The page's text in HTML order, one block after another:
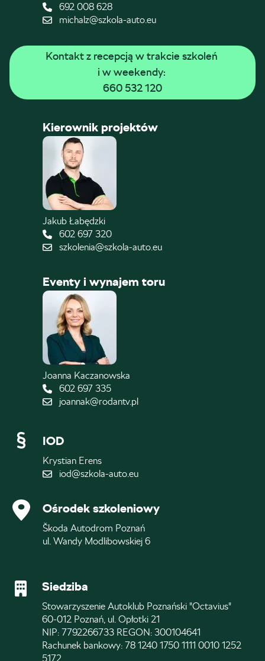
692 008 628
michalz@szkola-auto.eu
Kontakt z recepcją w trakcie szkoleń
i w weekendy:
660 532 120
Kierownik projektów
Jakub Łabędzki
602 697 320
szkolenia@szkola-auto.eu
Eventy i wynajem toru
Joanna Kaczanowska
602 697 335
joannak@rodantv.pl
IOD
Krystian Erens
iod@szkola-auto.eu
Ośrodek szkoleniowy
Škoda Autodrom Poznań
ul. Wandy Modlibowskiej 6
Siedziba
Stowarzyszenie Autoklub Poznański "Octavius"
60-012 Poznań, ul. Opłotki 21
NIP: 7792266733 REGON: 300104641
Rachunek bankowy: 78 1240 1750 1111 0010 1252
5172